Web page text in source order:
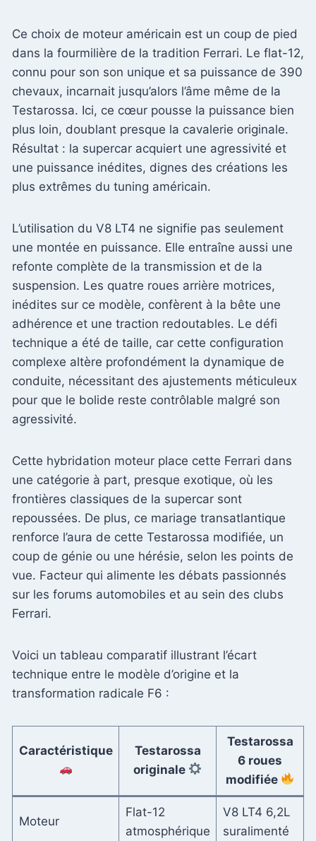
Ce choix de moteur américain est un coup de pied
dans la fourmilière de la tradition Ferrari. Le flat-12,
connu pour son son unique et sa puissance de 390
chevaux, incarnait jusqu’alors l’âme même de la
Testarossa. Ici, ce cœur pousse la puissance bien
plus loin, doublant presque la cavalerie originale.
Résultat : la supercar acquiert une agressivité et
une puissance inédites, dignes des créations les
plus extrêmes du tuning américain.
L’utilisation du V8 LT4 ne signifie pas seulement
une montée en puissance. Elle entraîne aussi une
refonte complète de la transmission et de la
suspension. Les quatre roues arrière motrices,
inédites sur ce modèle, confèrent à la bête une
adhérence et une traction redoutables. Le défi
technique a été de taille, car cette configuration
complexe altère profondément la dynamique de
conduite, nécessitant des ajustements méticuleux
pour que le bolide reste contrôlable malgré son
agressivité.
Cette hybridation moteur place cette Ferrari dans
une catégorie à part, presque exotique, où les
frontières classiques de la supercar sont
repoussées. De plus, ce mariage transatlantique
renforce l’aura de cette Testarossa modifiée, un
coup de génie ou une hérésie, selon les points de
vue. Facteur qui alimente les débats passionnés
sur les forums automobiles et au sein des clubs
Ferrari.
Voici un tableau comparatif illustrant l’écart
technique entre le modèle d’origine et la
transformation radicale F6 :
Caractéristique
Testarossa
originale
Testarossa
6 roues
modifiée
Moteur
Flat-12
atmosphérique
V8 LT4 6,2L
suralimenté